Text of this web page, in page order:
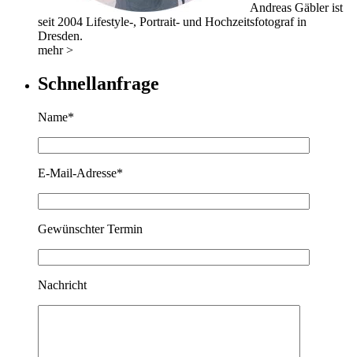
Andreas Gäbler ist
seit 2004 Lifestyle-, Portrait- und Hochzeitsfotograf in
Dresden.
mehr >
Schnellanfrage
Name*
E-Mail-Adresse*
Gewünschter Termin
Nachricht